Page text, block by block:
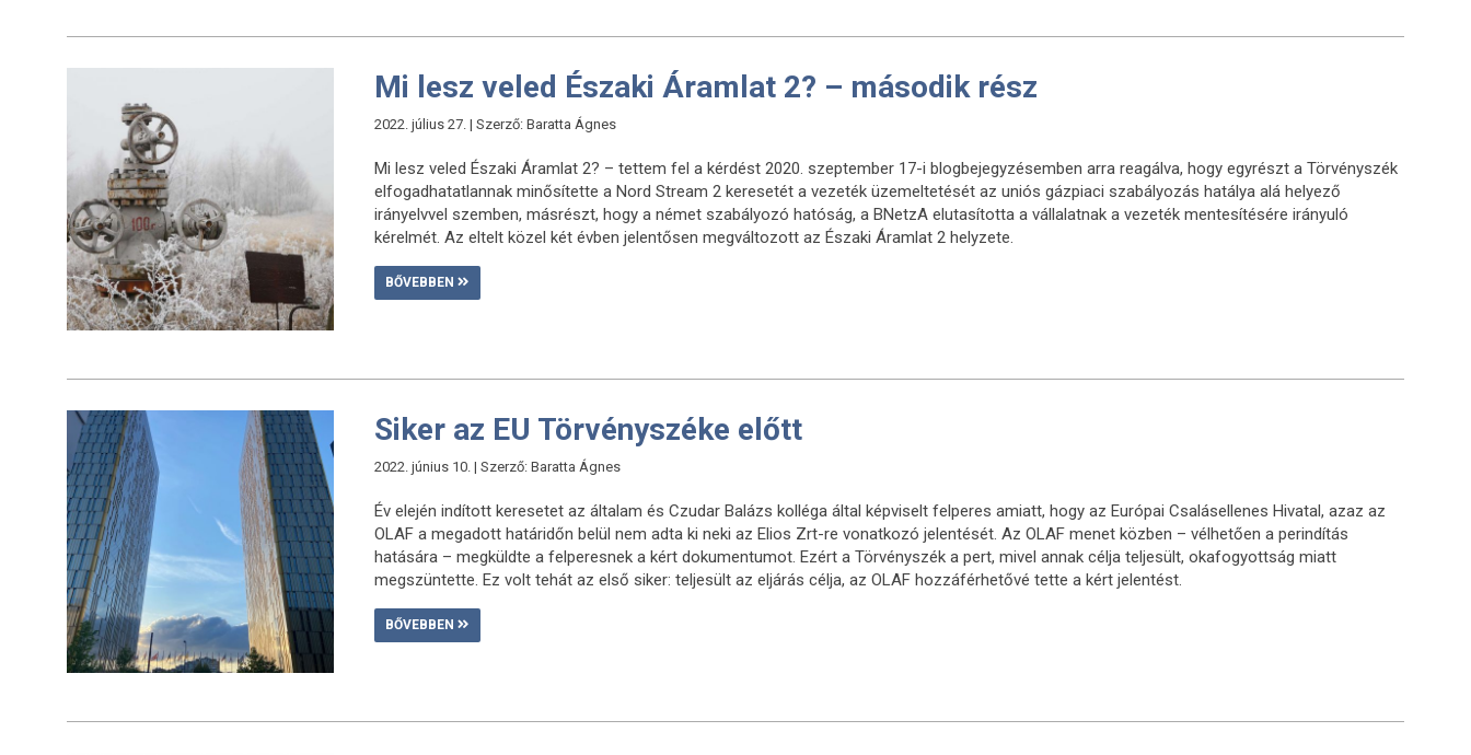
Mi lesz veled Északi Áramlat 2? – második rész
2022. július 27. | Szerző: Baratta Ágnes
Mi lesz veled Északi Áramlat 2? – tettem fel a kérdést 2020. szeptember 17-i blogbejegyzésemben arra reagálva, hogy egyrészt a Törvényszék
elfogadhatatlannak minősítette a Nord Stream 2 keresetét a vezeték üzemeltetését az uniós gázpiaci szabályozás hatálya alá helyező
irányelvvel szemben, másrészt, hogy a német szabályozó hatóság, a BNetzA elutasította a vállalatnak a vezeték mentesítésére irányuló
kérelmét. Az eltelt közel két évben jelentősen megváltozott az Északi Áramlat 2 helyzete.
BŐVEBBEN
Siker az EU Törvényszéke előtt
2022. június 10. | Szerző: Baratta Ágnes
Év elején indított keresetet az általam és Czudar Balázs kolléga által képviselt felperes amiatt, hogy az Európai Csalásellenes Hivatal, azaz az
OLAF a megadott határidőn belül nem adta ki neki az Elios Zrt-re vonatkozó jelentését. Az OLAF menet közben – vélhetően a perindítás
hatására – megküldte a felperesnek a kért dokumentumot. Ezért a Törvényszék a pert, mivel annak célja teljesült, okafogyottság miatt
megszüntette. Ez volt tehát az első siker: teljesült az eljárás célja, az OLAF hozzáférhetővé tette a kért jelentést.
BŐVEBBEN